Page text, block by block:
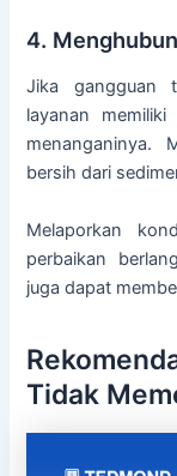
4.
Jika gangguan
layanan
menanganinya.
bersih dari
Melaporkan
perbaikan
juga dapat
Tidak